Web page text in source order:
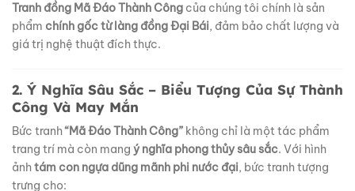
Tranh đồng Mã Đáo Thành Công của chúng tôi chính là sản
phẩm chính gốc từ làng đồng Đại Bái, đảm bảo chất lượng và
giá trị nghệ thuật đích thực.
2. Ý Nghĩa Sâu Sắc – Biểu Tượng Của Sự Thành
Công Và May Mắn
Bức tranh“Mã Đáo Thành Công” không chỉ là một tác phẩm
trang trí mà còn mang ý nghĩa phong thủy sâu sắc. Với hình
ảnhtám con ngựa dũng mãnh phi nước đại, bức tranh tượng
trưng cho: